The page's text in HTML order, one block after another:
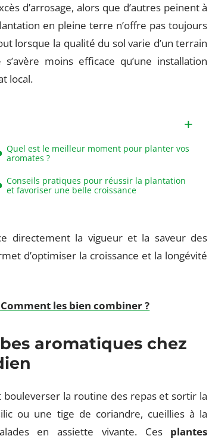
d’arrosage, alors que d’autres peinent à
en pleine terre n’offre pas toujours
lorsque la qualité du sol varie d’un terrain
moins efficace qu’une installation
local.
Quel est le meilleur moment pour planter vos
aromates ?
Conseils pratiques pour réussir la plantation
et favoriser une belle croissance
directement la vigueur et la saveur des
d’optimiser la croissance et la longévité
les bien combiner ?
aromatiques chez
bouleverser la routine des repas et sortir la
ou une tige de coriandre, cueillies à la
en assiette vivante. Ces plantes